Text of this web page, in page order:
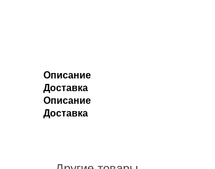
Описание
Доставка
Описание
Доставка